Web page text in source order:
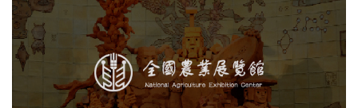
农业展览馆